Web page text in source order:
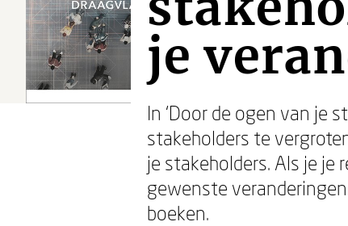
je
In ‘Door de ogen van je
stakeholders te
je stakeholders. Als je je
gewenste
boeken.